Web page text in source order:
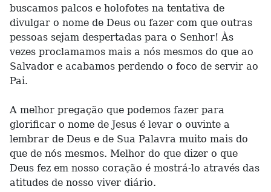
buscamos palcos e holofotes na tentativa de
divulgar o nome de Deus ou fazer com que outras
pessoas sejam despertadas para o Senhor! Às
vezes proclamamos mais a nós mesmos do que ao
Salvador e acabamos perdendo o foco de servir ao
Pai.
A melhor pregação que podemos fazer para
glorificar o nome de Jesus é levar o ouvinte a
lembrar de Deus e de Sua Palavra muito mais do
que de nós mesmos. Melhor do que dizer o que
Deus fez em nosso coração é mostrá-lo através das
atitudes de nosso viver diário.